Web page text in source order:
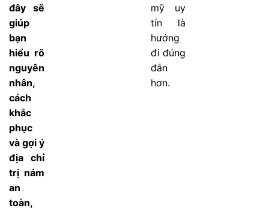
đây sẽ
giúp
bạn
hiểu rõ
nguyên
nhân,
cách
khắc
phục
và gợi ý
địa chỉ
trị nám
an
toàn,
mỹ uy
tín là
hướng
đi đúng
đắn
hơn.